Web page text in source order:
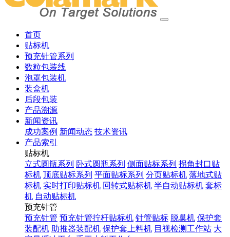
首页
贴标机
预充针管系列
数粒包装线
泡罩包装机
装盒机
后段包装
产品溯源
新闻资讯
成功案例 新闻动态 技术资讯
产品索引
贴标机
立式圆瓶系列 卧式圆瓶系列 侧面贴标系列 拐角封口贴
标机 顶底贴标系列 平面贴标系列 分页贴标机 落地式贴
标机 实时打印贴标机 回转式贴标机 半自动贴标机 套标
机 自动贴标机
预充针管
预充针管 预充针管拧杆贴标机 针管贴标 脱巢机 保护套
装配机 助推器装配机 保护套上料机 目视检测工作站 大